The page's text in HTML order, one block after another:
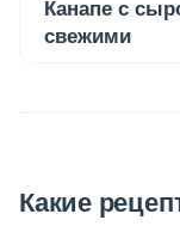
Канапе с
свежими
Какие